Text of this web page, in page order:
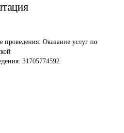
проведения: Оказание услуг по
31705774592